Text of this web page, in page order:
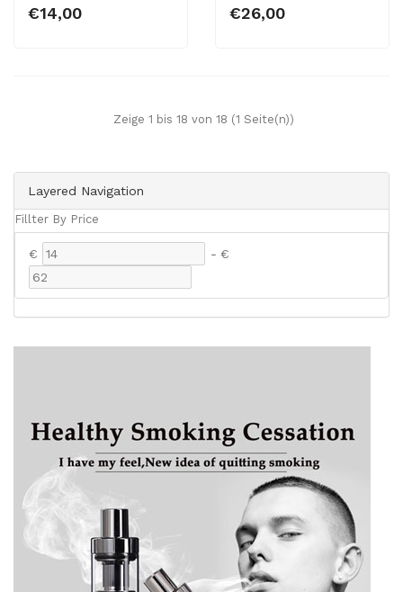
Layered Navigation
Fillter By Price
€ - €
€14,00 €26,00
Zeige 1 bis 18 von 18 (1 Seite(n))